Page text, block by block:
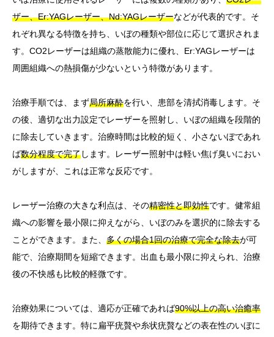
ザー、Er:YAGレーザー、Nd:YAGレーザーなどが代表的です。そ
れぞれ異なる特徴を持ち、いぼの種類や部位に応じて選択されま
す。CO2レーザーは組織の蒸散能力に優れ、Er:YAGレーザーは
周囲組織への熱損傷が少ないという特徴があります。
治療手順では、まず局所麻酔を行い、患部を清拭消毒します。そ
の後、適切な出力設定でレーザーを照射し、いぼの組織を段階的
に除去していきます。治療時間は比較的短く、小さないぼであれ
ば数分程度で完了します。レーザー照射中は軽い焦げ臭いにおい
がしますが、これは正常な反応です。
レーザー治療の大きな利点は、その精密性と即効性です。健常組
織への影響を最小限に抑えながら、いぼのみを選択的に除去する
ことができます。また、 多くの場合1回の治療で完全な除去が可
能で、治療期間を短縮できます。出血も最小限に抑えられ、治療
後の不快感も比較的軽微です。
治療効果については、適応が正確であれば90%以上の高い治癒率
を期待できます。特に扁平疣贅や糸状疣贅などの表在性のいぼに